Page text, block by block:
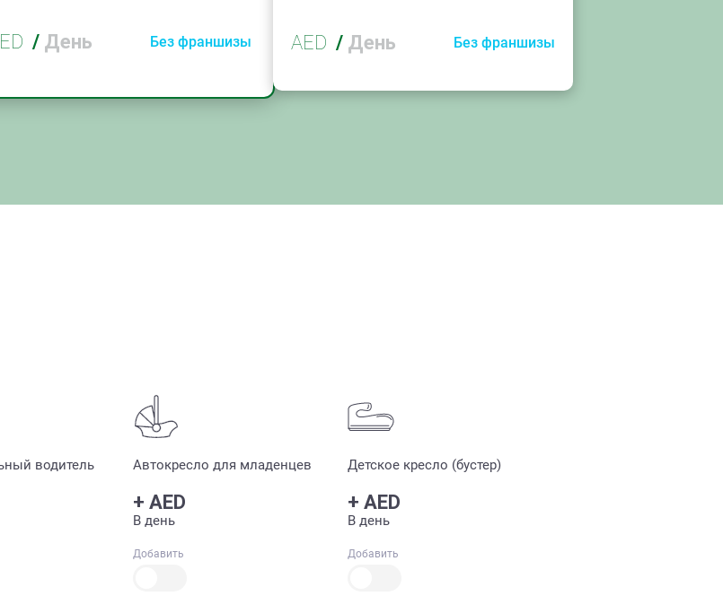
/ День Без франшизы AED / День Без франшизы
водитель Автокресло для младенцев
+ AED
В день
Добавить
Детское кресло (бустер)
+ AED
В день
Добавить